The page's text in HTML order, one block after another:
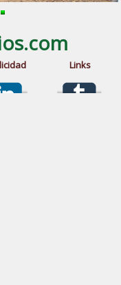
Links